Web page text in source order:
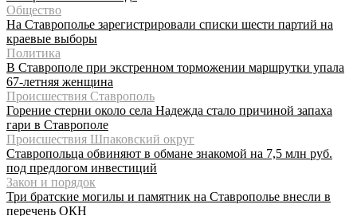
Общество
На Ставрополье зарегистрировали списки шести партий на
краевые выборы
Политика
В Ставрополе при экстренном торможении маршрутки упала
67-летняя женщина
Происшествия Ставрополь
Горение стерни около села Надежда стало причиной запаха
гари в Ставрополе
Происшествия Шпаковский округ
Ставропольца обвиняют в обмане знакомой на 7,5 млн руб.
под предлогом инвестиций
Закон и порядок
Три братские могилы и памятник на Ставрополье внесли в
перечень ОКН